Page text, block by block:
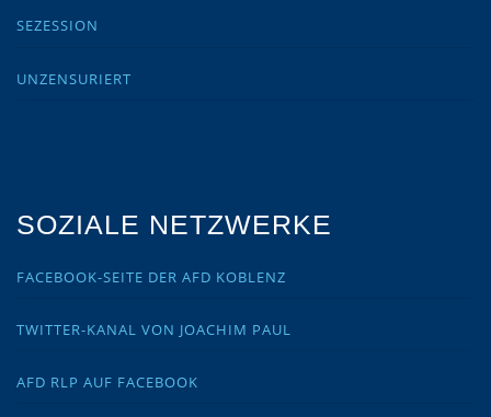
SEZESSION
UNZENSURIERT
SOZIALE NETZWERKE
FACEBOOK-SEITE DER AFD KOBLENZ
TWITTER-KANAL VON JOACHIM PAUL
AFD RLP AUF FACEBOOK